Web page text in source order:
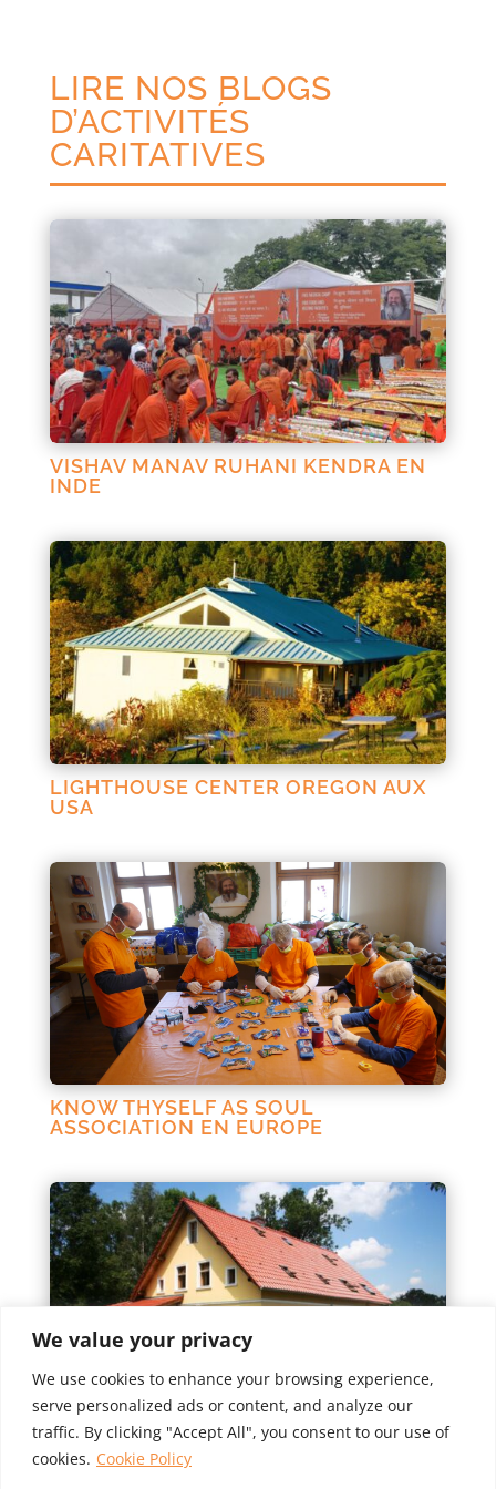
We value your privacy
We use cookies to enhance your browsing experience,
serve personalized ads or content, and analyze our
traffic. By clicking "Accept All", you consent to our use of
cookies. Cookie Policy
LIRE NOS BLOGS
D’ACTIVITÉS
CARITATIVES
VISHAV MANAV RUHANI KENDRA EN
INDE
LIGHTHOUSE CENTER OREGON AUX
USA
KNOW THYSELF AS SOUL
ASSOCIATION EN EUROPE
LIGHTHOUSE CENTER POLOGNE EN
EUROPE